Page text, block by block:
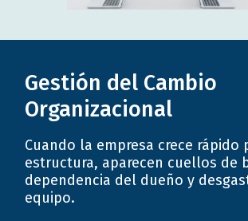
Gestión del Cambio
Organizacional
Cuando la empresa crece rápido
estructura, aparecen cuellos de
dependencia del dueño y
equipo.